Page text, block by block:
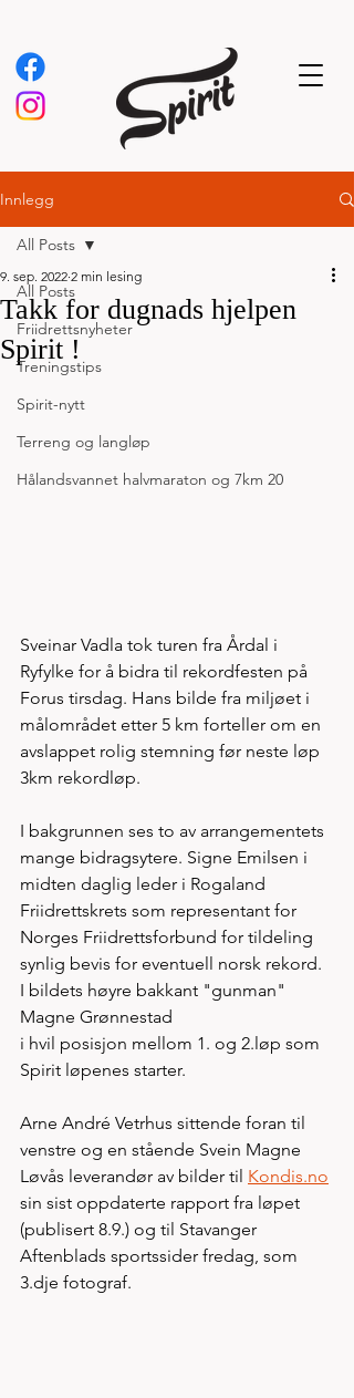
Innlegg
All Posts
Friidrettsnyheter
Treningstips
Spirit-nytt
Terreng og langløp
Hålandsvannet halvmaraton og 7km 20
All Posts
Takk for dugnads hjelpen
Spirit !
9. sep. 2022 2 min lesing
Sveinar Vadla tok turen fra Årdal i
Ryfylke for å bidra til rekordfesten på
Forus tirsdag. Hans bilde fra miljøet i
målområdet etter 5 km forteller om en
avslappet rolig stemning før neste løp
3km rekordløp.
I bakgrunnen ses to av arrangementets
mange bidragsytere. Signe Emilsen i
midten daglig leder i Rogaland
Friidrettskrets som representant for
Norges Friidrettsforbund for tildeling
synlig bevis for eventuell norsk rekord.
I bildets høyre bakkant "gunman"
Magne Grønnestad
i hvil posisjon mellom 1. og 2.løp som
Spirit løpenes starter.
Arne André Vetrhus sittende foran til
venstre og en stående Svein Magne
Løvås leverandør av bilder til Kondis.no
sin sist oppdaterte rapport fra løpet
(publisert 8.9.) og til Stavanger
Aftenblads sportssider fredag, som
3.dje fotograf.